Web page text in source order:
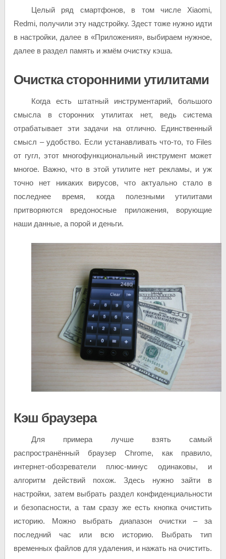
Целый ряд смартфонов, в том числе Xiaomi,
Redmi, получили эту надстройку. Здест тоже нужно идти
в настройки, далее в «Приложения», выбираем нужное,
далее в раздел память и жмём очистку кэша.
Очистка сторонними утилитами
Когда есть штатный инструментарий, большого
смысла в сторонних утилитах нет, ведь система
отрабатывает эти задачи на отлично. Единственный
смысл – удобство. Если устанавливать что-то, то Files
от гугл, этот многофункциональный инструмент может
многое. Важно, что в этой утилите нет рекламы, и уж
точно нет никаких вирусов, что актуально стало в
последнее время, когда полезными утилитами
притворяются вредоносные приложения, ворующие
наши данные, а порой и деньги.
Кэш браузера
Для примера лучше взять самый
распространённый браузер Chrome, как правило,
интернет-обозреватели плюс-минус одинаковы, и
алгоритм действий похож. Здесь нужно зайти в
настройки, затем выбрать раздел конфиденциальности
и безопасности, а там сразу же есть кнопка очистить
историю. Можно выбрать диапазон очистки – за
последний час или всю историю. Выбрать тип
временных файлов для удаления, и нажать на очистить.